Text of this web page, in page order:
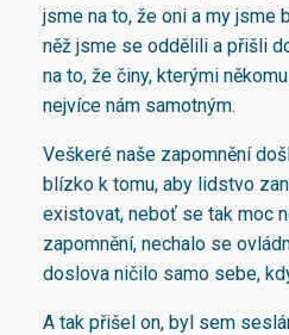
jsme na to, že oni a my jsme
něž jsme se oddělili a přišli
na to, že činy, kterými
nejvíce nám samotným.
Veškeré naše zapomnění
blízko k tomu, aby lidstvo
existovat, neboť se tak moc
zapomnění, nechalo se
doslova ničilo samo sebe,
A tak přišel on, byl sem